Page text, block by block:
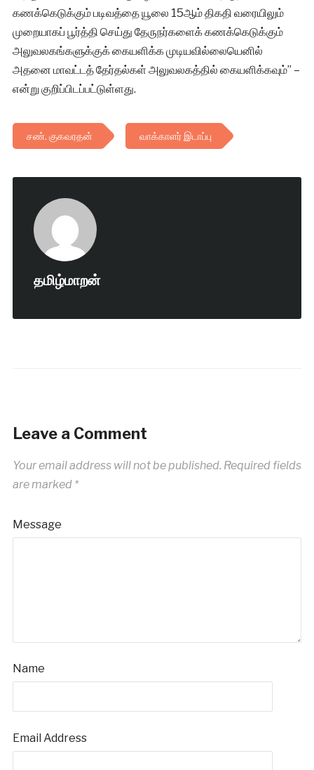
கணக்கெடுக்கும் படிவத்தை யூலை 15ஆம் திகதி வரையிலும்
முறையாகப் பூர்த்தி செய்து தேருநர்களைக் கணக்கெடுக்கும்
அலுவலகங்களுக்குக் கையளிக்க முடியவில்லையெனில்
அதனை மாவட்டத் தேர்தல்கள் அலுவலகத்தில் கையளிக்கவும்” –
என்று குறிப்பிடப்பட்டுள்ளது.
சண். குகவரதன் வாக்காளர் இடாப்பு
தமிழ்மாறன்
Leave a Comment
Your email address will not be published. Required fields
are marked *
Message
Name
Email Address